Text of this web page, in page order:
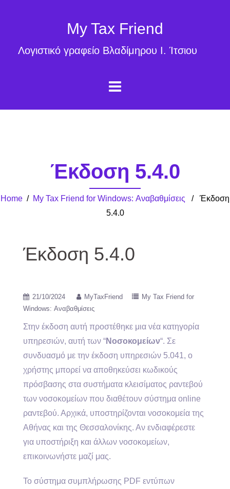
My Tax Friend
Λογιστικό γραφείο Βλαδίμηρου Ι. Ίτσιου
Έκδοση 5.4.0
Home / My Tax Friend for Windows: Αναβαθμίσεις / Έκδοση
5.4.0
Έκδοση 5.4.0
21/10/2024 MyTaxFriend
My Tax Friend for
Windows: Αναβαθμίσεις
Στην έκδοση αυτή προστέθηκε μια νέα κατηγορία
υπηρεσιών, αυτή των “Νοσοκομείων“. Σε
συνδυασμό με την έκδοση υπηρεσιών 5.041, ο
χρήστης μπορεί να αποθηκεύσει κωδικούς
πρόσβασης στα συστήματα κλεισίματος ραντεβού
των νοσοκομείων που διαθέτουν σύστημα online
ραντεβού. Αρχικά, υποστηρίζονται νοσοκομεία της
Αθήνας και της Θεσσαλονίκης. Αν ενδιαφέρεστε
για υποστήριξη και άλλων νοσοκομείων,
επικοινωνήστε μαζί μας.
Το σύστημα συμπλήρωσης PDF εντύπων